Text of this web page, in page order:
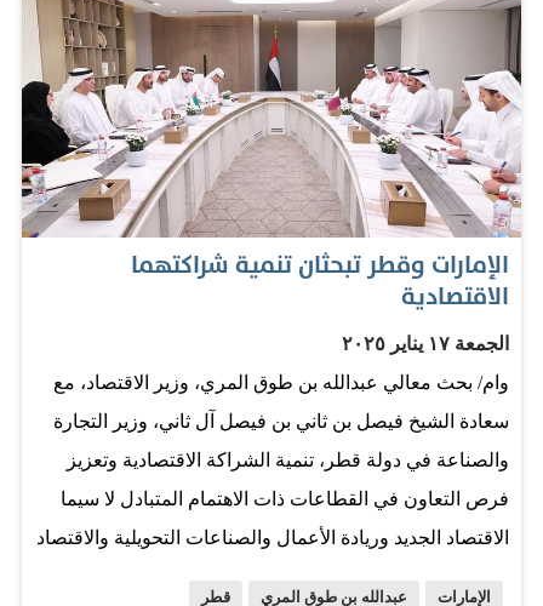
الإمارات وقطر تبحثان تنمية شراكتهما
الاقتصادية
الجمعة ١٧ يناير ٢٠٢٥
وام/ بحث معالي عبدالله بن طوق المري، وزير الاقتصاد، مع
سعادة الشيخ فيصل بن ثاني بن فيصل آل ثاني، وزير التجارة
والصناعة في دولة قطر، تنمية الشراكة الاقتصادية وتعزيز
فرص التعاون في القطاعات ذات الاهتمام المتبادل لا سيما
الاقتصاد الجديد وريادة الأعمال والصناعات التحويلية والاقتصاد
الإمارات عبدالله بن طوق المري قطر